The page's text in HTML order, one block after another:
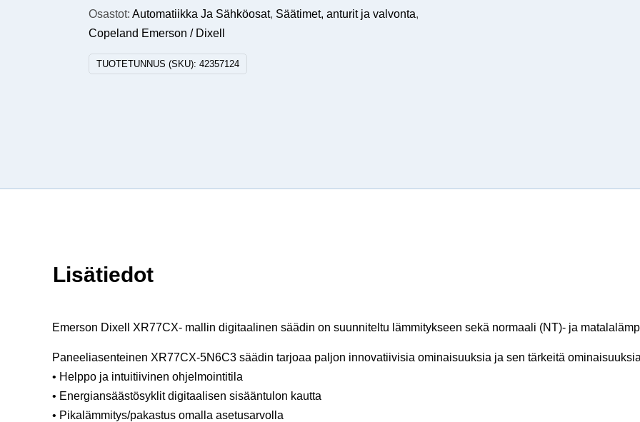
Osastot:Automatiikka Ja Sähköosat, Säätimet, anturit ja valvonta,
Copeland Emerson / Dixell
TUOTETUNNUS (SKU):42357124
Lisätiedot
Emerson Dixell XR77CX- mallin digitaalinen säädin on suunniteltu lämmitykseen sekä normaali (NT)- ja
Paneeliasenteinen XR77CX-5N6C3 säädin tarjoaa paljon innovatiivisia ominaisuuksia ja sen tärkeitä
• Helppo ja intuitiivinen ohjelmointitila
• Energiansäästösyklit digitaalisen sisääntulon kautta
• Pikalämmitys/pakastus omalla asetusarvolla